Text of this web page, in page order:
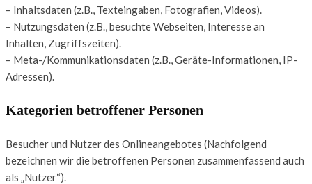
– Inhaltsdaten (z.B., Texteingaben, Fotografien, Videos).
– Nutzungsdaten (z.B., besuchte Webseiten, Interesse an
Inhalten, Zugriffszeiten).
– Meta-/Kommunikationsdaten (z.B., Geräte-Informationen, IP-
Adressen).
Kategorien betroffener Personen
Besucher und Nutzer des Onlineangebotes (Nachfolgend
bezeichnen wir die betroffenen Personen zusammenfassend auch
als „Nutzer“).